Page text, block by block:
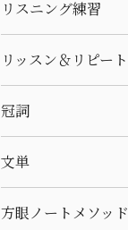
リスニング練習
リッスン＆リピート
冠詞
文単
方眼ノートメソッド